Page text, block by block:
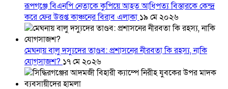
রূপগঞ্জে বিএনপি নেতাকে কুপিয়ে আহত আধিপত্য বিস্তারকে কেন্দ্র
করে ফের উত্তপ্ত কাঞ্চনের বিরাব এলাকা ১৯ মে ২০২৬
মেঘনায় বালু দস্যুদের তাণ্ডব: প্রশাসনের নীরবতা কি রহস্য, নাকি
যোগসাজশ? ১৭ মে ২০২৬